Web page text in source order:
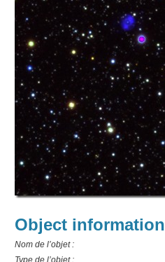
Object information
Nom de l’objet :
Type de l’objet :